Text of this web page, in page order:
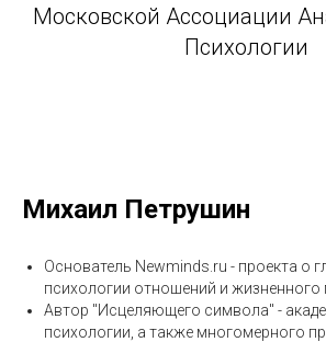
Московской Ассоциации
Психологии
Михаил Петрушин
Основатель Newminds.ru - проекта о
психологии отношений и жизненного
Автор "Исцеляющего символа" -
психологии, а также многомерного